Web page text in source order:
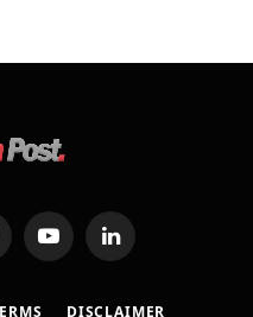
YouTubeLinkedIn
DISCLAIMER